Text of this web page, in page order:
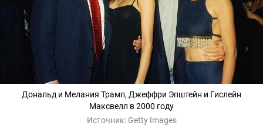
Дональд и Мелания Трамп, Джеффри Эпштейн и Гислейн
Максвелл в 2000 году
Источник: Getty Images